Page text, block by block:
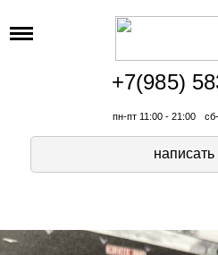
+7(985)
пн-пт 11:00 - 21:00